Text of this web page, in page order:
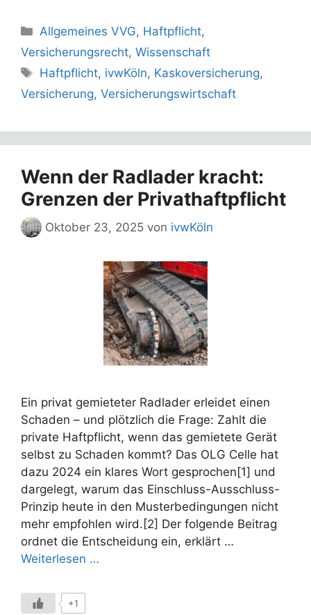
Kategorien
Allgemeines VVG, Haftpflicht,
Versicherungsrecht, Wissenschaft
Schlagwörter
Haftpflicht, ivwKöln, Kaskoversicherung,
Versicherung, Versicherungswirtschaft
Wenn der Radlader kracht:
Grenzen der Privathaftpflicht
Oktober 23, 2025 von ivwKöln
Ein privat gemieteter Radlader erleidet einen
Schaden – und plötzlich die Frage: Zahlt die
private Haftpflicht, wenn das gemietete Gerät
selbst zu Schaden kommt? Das OLG Celle hat
dazu 2024 ein klares Wort gesprochen[1] und
dargelegt, warum das Einschluss-Ausschluss-
Prinzip heute in den Musterbedingungen nicht
mehr empfohlen wird.[2] Der folgende Beitrag
ordnet die Entscheidung ein, erklärt …
Weiterlesen …
+1